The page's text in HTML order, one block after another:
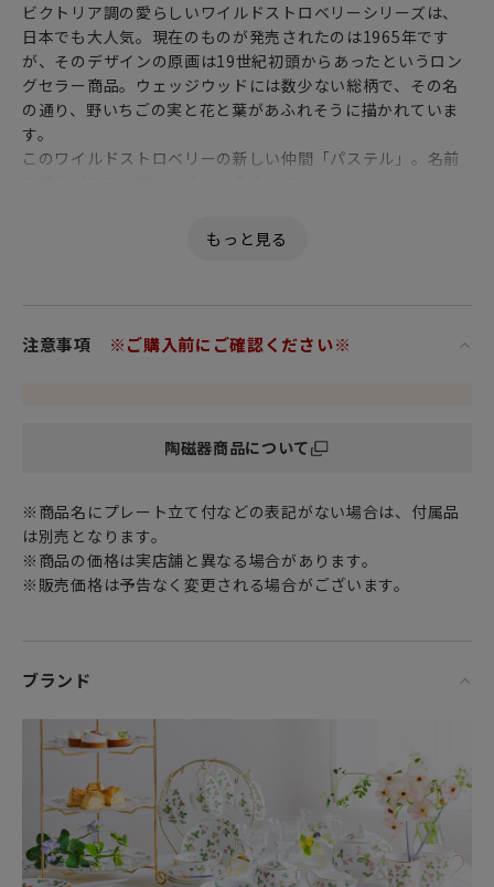
ビクトリア調の愛らしいワイルドストロベリーシリーズは、
日本でも大人気。現在のものが発売されたのは1965年です
が、そのデザインの原画は19世紀初頭からあったというロン
グセラー商品。ウェッジウッドには数少ない総柄で、その名
の通り、野いちごの実と花と葉があふれそうに描かれていま
す。
このワイルドストロベリーの新しい仲間「パステル」。名前
注意事項 ※ご購入前にご確認ください※
陶磁器商品について
※商品名にプレート立て付などの表記がない場合は、付属品
は別売となります。
※商品の価格は実店舗と異なる場合があります。
※販売価格は予告なく変更される場合がございます。
ブランド